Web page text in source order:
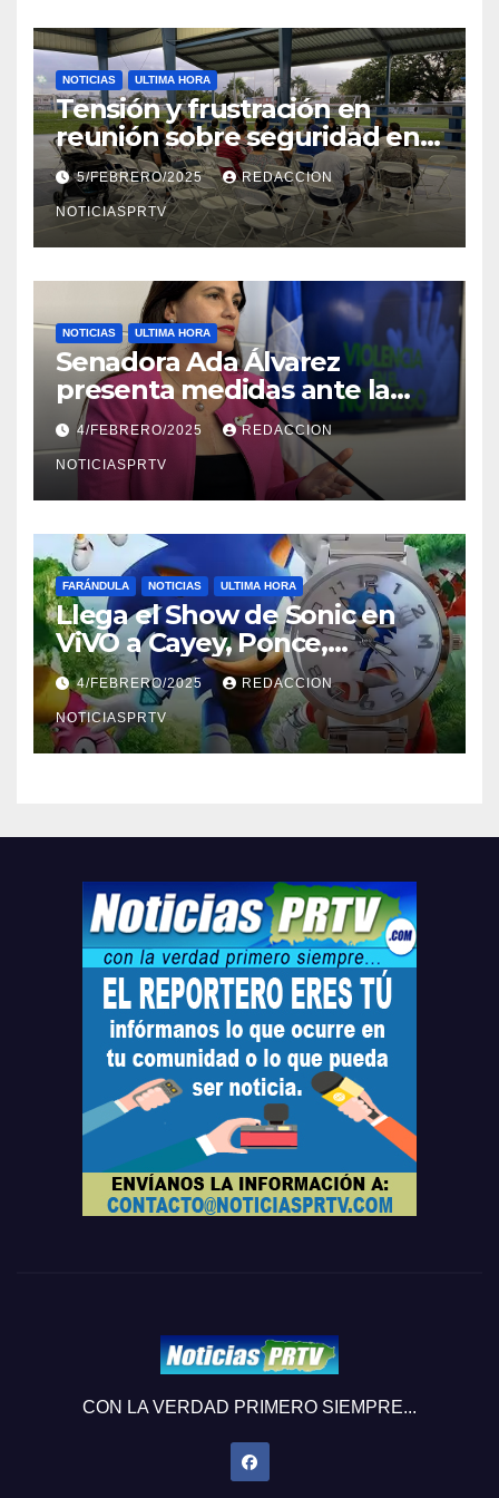
NOTICIAS ULTIMA HORA
Tensión y frustración en
reunión sobre seguridad en
Reparto Metropolitano
5/FEBRERO/2025 REDACCION
NOTICIASPRTV
NOTICIAS ULTIMA HORA
Senadora Ada Álvarez
presenta medidas ante la
violencia en el noviazgo
4/FEBRERO/2025 REDACCION
NOTICIASPRTV
FARÁNDULA NOTICIAS ULTIMA HORA
Llega el Show de Sonic en
ViVO a Cayey, Ponce,
Barceloneta y Humacao,
Relojes gratis para el que
compre ahora….
4/FEBRERO/2025 REDACCION
NOTICIASPRTV
CON LA VERDAD PRIMERO SIEMPRE...